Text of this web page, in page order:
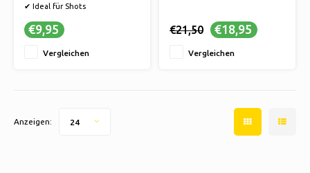
✔ Ideal für Shots
€9,95
Vergleichen
€21,50 €18,95
Vergleichen
Anzeigen: 24